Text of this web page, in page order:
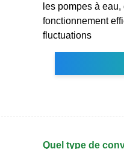
les pompes à
fonctionnement
fluctuations
Quel type de